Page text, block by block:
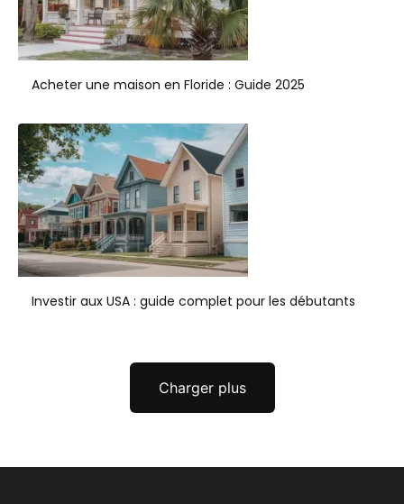
Acheter une maison en Floride : Guide 2025
Investir aux USA : guide complet pour les débutants
Charger plus